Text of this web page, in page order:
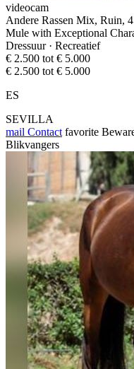
videocam
Andere Rassen Mix, Ruin,
Mule with Exceptional
Dressuur · Recreatief
€ 2.500 tot € 5.000
€ 2.500 tot € 5.000
ES
SEVILLA
mail Contact favorite
Blikvangers